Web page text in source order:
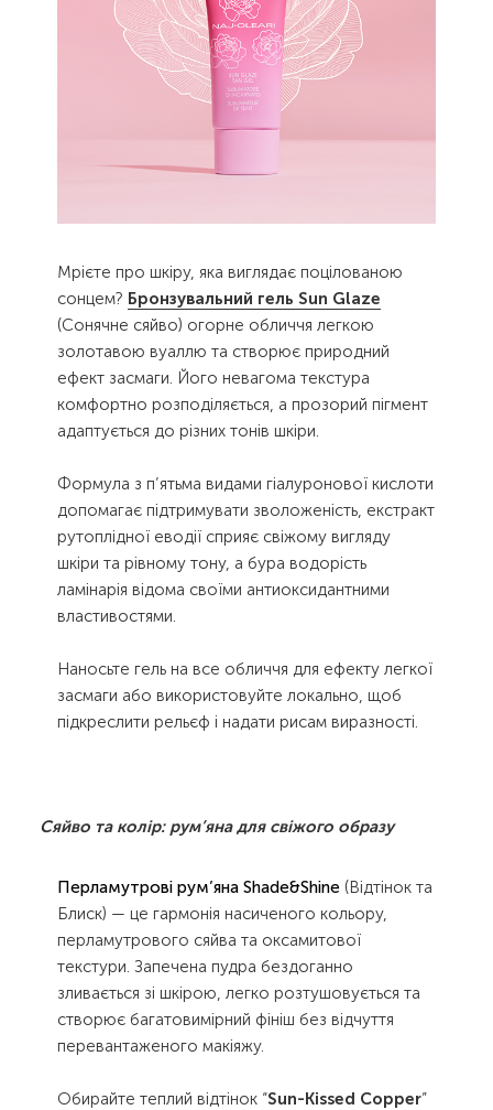
Мрієте про шкіру, яка виглядає поцілованою
сонцем? Бронзувальний гель Sun Glaze
(Сонячне сяйво) огорне обличчя легкою
золотавою вуаллю та створює природний
ефект засмаги. Його невагома текстура
комфортно розподіляється, а прозорий пігмент
адаптується до різних тонів шкіри.
Формула з п’ятьма видами гіалуронової кислоти
допомагає підтримувати зволоженість, екстракт
рутоплідної еводії сприяє свіжому вигляду
шкіри та рівному тону, а бура водорість
ламінарія відома своїми антиоксидантними
властивостями.
Наносьте гель на все обличчя для ефекту легкої
засмаги або використовуйте локально, щоб
підкреслити рельєф і надати рисам виразності.
Сяйво та колір: рум’яна для свіжого образу
Перламутрові рум’яна Shade&Shine (Відтінок та
Блиск) — це гармонія насиченого кольору,
перламутрового сяйва та оксамитової
текстури. Запечена пудра бездоганно
зливається зі шкірою, легко розтушовується та
створює багатовимірний фініш без відчуття
перевантаженого макіяжу.
Обирайте теплий відтінок “Sun-Kissed Copper”